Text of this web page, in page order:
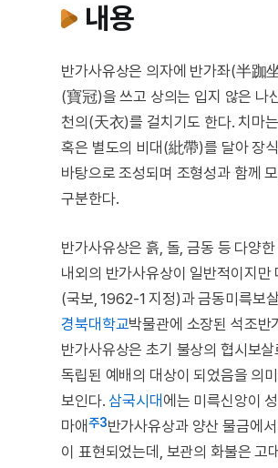
내용
반가사유상은 의자에 반가좌(半跏
(寶冠)을 쓰고 상의는 입지 않은 나
천의(天衣)를 걸치기도 한다. 치마
혹은 별도의 비대(紕帶)를 달아 장
바탕으로 조성되며 조형성과 함께
구분한다.
반가사유상은 흙, 돌, 금동 등 다양
내외의 반가사유상이 일반적이지
(국보, 1962-1 지정)과 금동미륵보
경북대학교박물관에 소장된 석조
반가사유상은 초기 불상의 협시보
독립된 예배의 대상이 되었음을 의
보인다.삼국시대에는 미륵신앙이
마애주3반가사유상과 양산 물금에
이 표현되었는데, 보관의 화불은 고